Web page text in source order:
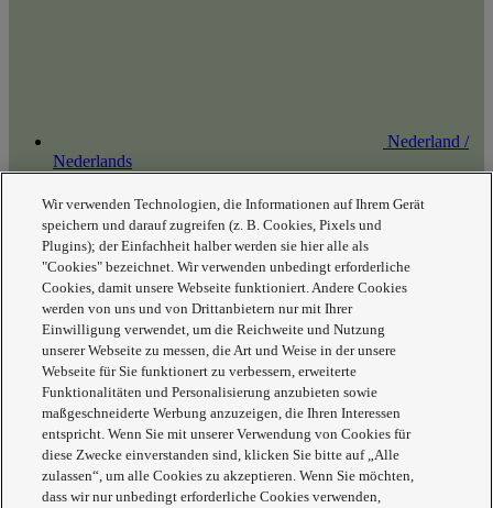
Nederland /
Nederlands
Polski
Wir verwenden Technologien, die Informationen auf Ihrem Gerät
speichern und darauf zugreifen (z. B. Cookies, Pixels und
Plugins); der Einfachheit halber werden sie hier alle als
"Cookies" bezeichnet. Wir verwenden unbedingt erforderliche
Cookies, damit unsere Webseite funktioniert. Andere Cookies
werden von uns und von Drittanbietern nur mit Ihrer
Einwilligung verwendet, um die Reichweite und Nutzung
unserer Webseite zu messen, die Art und Weise in der unsere
Webseite für Sie funktionert zu verbessern, erweiterte
Funktionalitäten und Personalisierung anzubieten sowie
maßgeschneiderte Werbung anzuzeigen, die Ihren Interessen
entspricht. Wenn Sie mit unserer Verwendung von Cookies für
diese Zwecke einverstanden sind, klicken Sie bitte auf „Alle
zulassen“, um alle Cookies zu akzeptieren. Wenn Sie möchten,
dass wir nur unbedingt erforderliche Cookies verwenden,